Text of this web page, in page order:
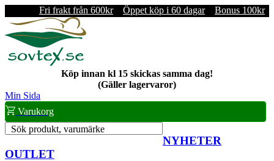
Fri frakt från 600kr Öppet köp i 60 dagar Bonus 100kr
Köp innan kl 15 skickas samma dag!
(Gäller lagervaror)
Min Sida
Varukorg
Sök produkt, varumärke
NYHETER
OUTLET